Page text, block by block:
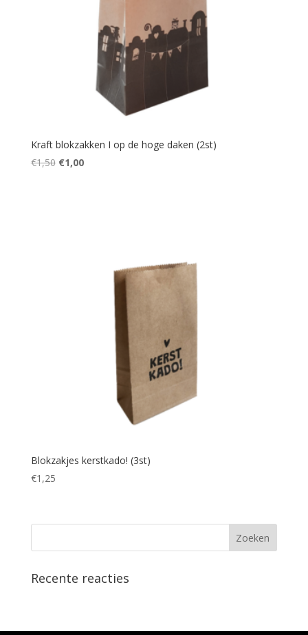
Kraft blokzakken I op de hoge daken (2st)
€1,50 Oorspronkelijke
€1,00Huidige
Blokzakjes kerstkado! (3st)
€1,25
Recente reacties